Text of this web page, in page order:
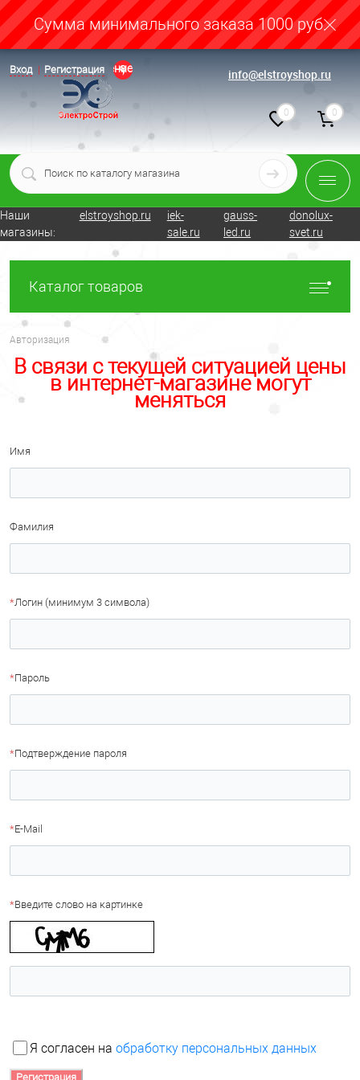
Cумма минимального заказа 1000 руб.
Вход Регистрация
Определение info@elstroyshop.ru
0 0
Наши
магазины:
elstroyshop.ru
iek-
sale.ru
gauss-
led.ru
donolux-
svet.ru
Каталог товаров
Авторизация
В связи с текущей ситуацией цены
в интернет-магазине могут
меняться
Имя
Фамилия
*Логин (минимум 3 символа)
*Пароль
*Подтверждение пароля
*E-Mail
*Введите слово на картинке
Я согласен на обработку персональных данных